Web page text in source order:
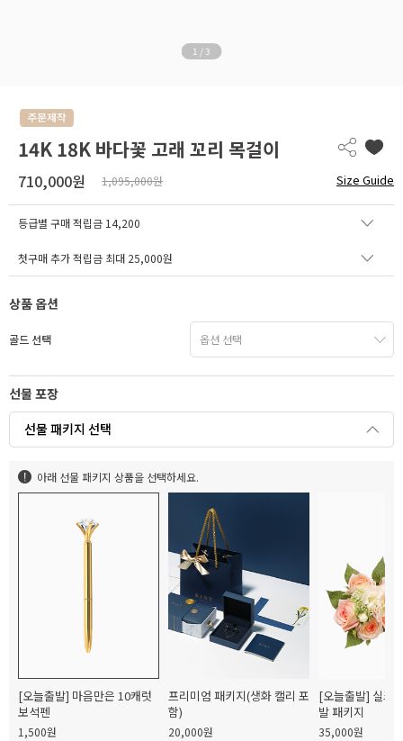
1 / 3
14K 18K 바다꽃 고래 꼬리 목걸이
710,000원 1,095,000원 Size Guide
등급별 구매 적립금 14,200
첫구매 추가 적립금 최대 25,000원
상품 옵션
골드 선택
선물 포장
선물 패키지 선택
아래 선물 패키지 상품을 선택하세요.
[오늘출발] 마음만은 10캐럿
보석펜
1,500원
프리미엄 패키지(생화 캘리 포
함)
20,000원
[오늘출발] 실크
발 패키지
35,000원